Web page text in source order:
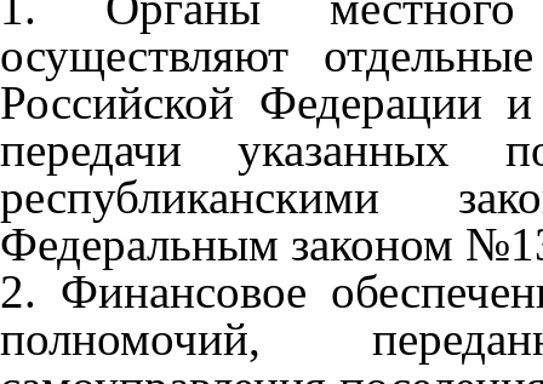
осуществляют
Российской Федерации
передачи указанных
республиканскими
Федеральным законом
2. Финансовое
полномочий,